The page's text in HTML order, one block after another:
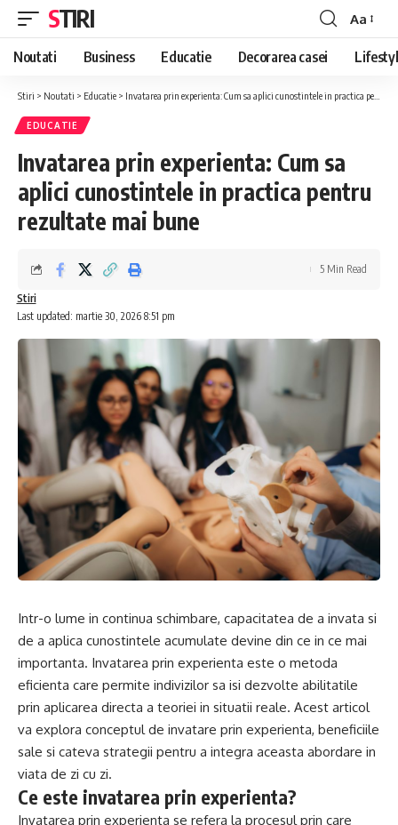
STIRI
Font
Resizer
Aa
Noutati Business Educatie Decorarea casei
Stiri > Noutati > Educatie > Invatarea prin experienta: Cum sa aplici cunostintele in practica pentru rezultate mai bune
EDUCATIE
Invatarea prin experienta: Cum sa
aplici cunostintele in practica pentru
rezultate mai bune
Last updated: martie 30, 2026 8:51 pm
Stiri
5 Min Read
Intr-o lume in continua schimbare, capacitatea de a invata si
de a aplica cunostintele acumulate devine din ce in ce mai
importanta. Invatarea prin experienta este o metoda
eficienta care permite indivizilor sa isi dezvolte abilitatile
prin aplicarea directa a teoriei in situatii reale. Acest articol
va explora conceptul de invatare prin experienta, beneficiile
sale si cateva strategii pentru a integra aceasta abordare in
viata de zi cu zi.
Ce este invatarea prin experienta?
Invatarea prin experienta se refera la procesul prin care